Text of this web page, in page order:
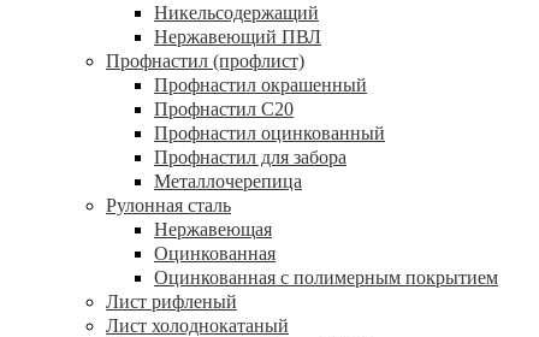
Никельсодержащий
Нержавеющий ПВЛ
Профнастил (профлист)
Профнастил окрашенный
Профнастил С20
Профнастил оцинкованный
Профнастил для забора
Металлочерепица
Рулонная сталь
Нержавеющая
Оцинкованная
Оцинкованная с полимерным покрытием
Лист рифленый
Лист холоднокатаный